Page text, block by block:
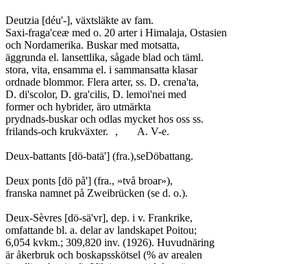
Deutzia [déu'-], växtsläkte av fam.
Saxi-fraga'ceæ med o. 20 arter i Himalaja, Ostasien
och Nordamerika. Buskar med motsatta,
äggrunda el. lansettlika, sågade blad och täml.
stora, vita, ensamma el. i sammansatta klasar
ordnade blommor. Flera arter, ss. D. crena'ta,
D. di'scolor, D. gra'cilis, D. lemoi'nei med
former och hybrider, äro utmärkta
prydnads-buskar och odlas mycket hos oss ss.
frilands-och krukväxter.	,	A. V-e.
Deux-battants [dö-batä'] (fra.),seDöbattang.
Deux ponts [dö på'] (fra., »två broar»),
franska namnet på Zweibrücken (se d. o.).
Deux-Sèvres [dö-sä'vr], dep. i v. Frankrike,
omfattande bl. a. delar av landskapet Poitou;
6,054 kvkm.; 309,820 inv. (1926). Huvudnäring
är åkerbruk och boskapsskötsel (% av arealen